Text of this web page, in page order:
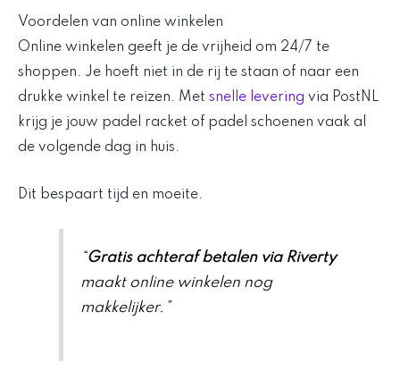
Voordelen van online winkelen
Online winkelen geeft je de vrijheid om 24/7 te
shoppen. Je hoeft niet in de rij te staan of naar een
drukke winkel te reizen. Met snelle levering via PostNL
krijg je jouw padel racket of padel schoenen vaak al
de volgende dag in huis.
Dit bespaart tijd en moeite.
“Gratis achteraf betalen via Riverty
maakt online winkelen nog
makkelijker.”